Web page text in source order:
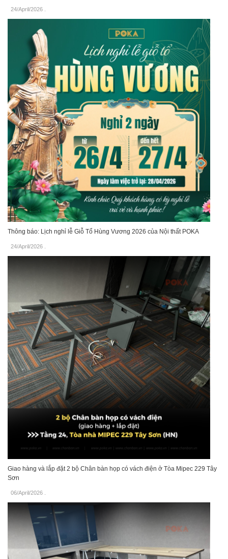
24/April/2026
Thông báo: Lịch nghỉ lễ Giỗ Tổ Hùng Vương 2026 của Nội thất POKA
24/April/2026
Giao hàng và lắp đặt 2 bộ Chân bàn họp có vách điện ở Tòa Mipec 229 Tây
Sơn
06/April/2026